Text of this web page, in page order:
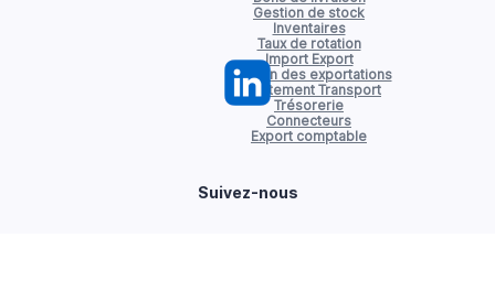
Gestion de stock
Inventaires
Taux de rotation
Import Export
Gestion des exportations
Affrètement Transport
Trésorerie
Connecteurs
Export comptable
Suivez-nous